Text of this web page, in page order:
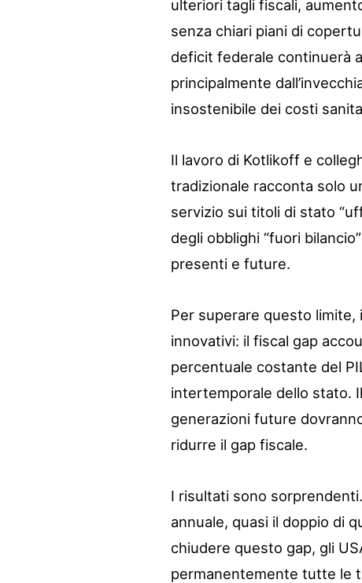
ulteriori tagli fiscali,
senza chiari piani di
deficit federale continuerà
principalmente
insostenibile dei costi
Il lavoro di Kotlikoff e
tradizionale racconta solo
servizio sui titoli di stato
degli obblighi “fuori
presenti e future.
Per superare questo
innovativi: il fiscal gap
percentuale costante del
intertemporale dello stato.
generazioni future
ridurre il gap fiscale.
I risultati sono
annuale, quasi il doppio di
chiudere questo gap, gli
permanentemente tutte le